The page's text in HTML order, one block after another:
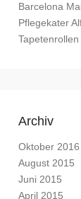
Barcelona
Pflegekater
Archiv
Oktober 2016
August 2015
Juni 2015
April 2015